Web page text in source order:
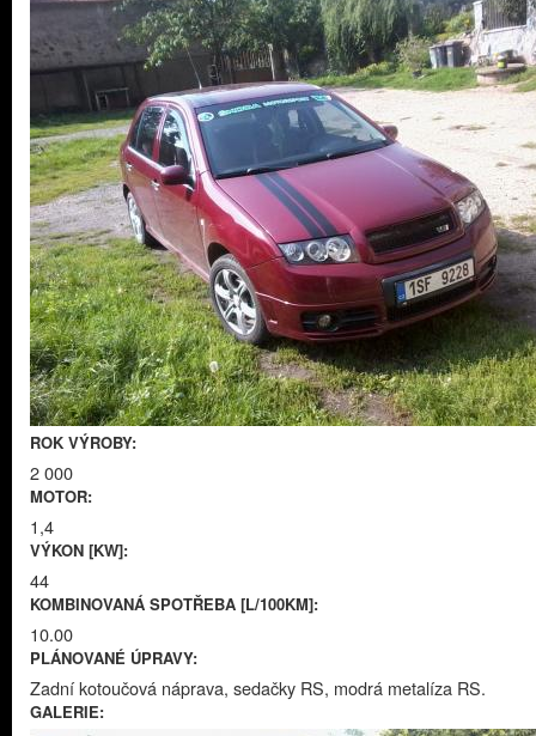
ROK VÝROBY:
2 000
MOTOR:
1,4
VÝKON [KW]:
44
KOMBINOVANÁ SPOTŘEBA [L/100KM]:
10.00
PLÁNOVANÉ ÚPRAVY:
Zadní kotoučová náprava, sedačky RS, modrá metalíza RS.
GALERIE: